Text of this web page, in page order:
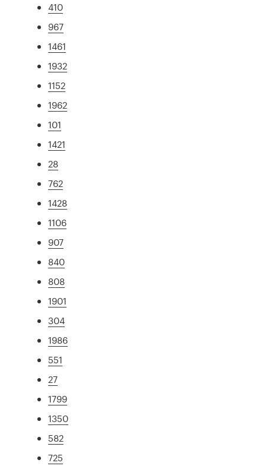
410
967
1461
1932
1152
1962
101
1421
28
762
1428
1106
907
840
808
1901
304
1986
551
27
1799
1350
582
725